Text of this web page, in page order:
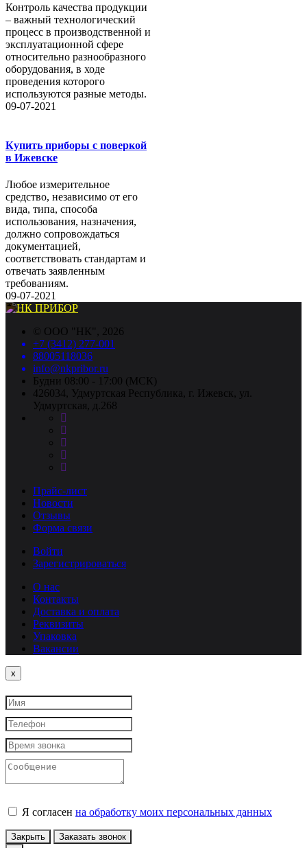
Контроль качества продукции
– важный технологический
процесс в производственной и
эксплуатационной сфере
относительно разнообразного
оборудования, в ходе
проведения которого
используются разные методы.
09-07-2021
Купить приборы с поверкой
в Ижевске
Любое измерительное
средство, независимо от его
вида, типа, способа
использования, назначения,
должно сопровождаться
документацией,
соответствовать стандартам и
отвечать заявленным
требованиям.
09-07-2021
© ООО "НК", 2026
+7 (3412) 277-001
88005118036
info@nkpribor.ru
Будни 08:00 - 17:00 (МСК)
426034, Удмуртская Республика, г. Ижевск, ул.
Удмуртская, д.268
Прайс-лист
Новости
Отзывы
Форма связи
Войти
Зарегистрироваться
О нас
Контакты
Доставка и оплата
Реквизиты
Упаковка
Вакансии
x
Я согласен на обработку моих персональных данных
Закрыть Заказать звонок